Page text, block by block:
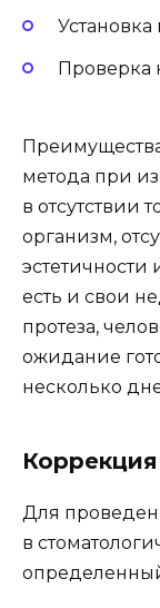
Установка
Проверка
метода при
в отсутствии
организм,
эстетичности
есть и свои
протеза,
ожидание
несколько
Для
в